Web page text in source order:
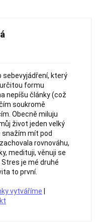
sebevyjádření, který
formu
nepíšu články (což
soukromě
Obecně miluju
život jeden velký
snažím mít pod
rovnováhu,
medituji, věnuji se
je mé druhé
to první.
vytváříme